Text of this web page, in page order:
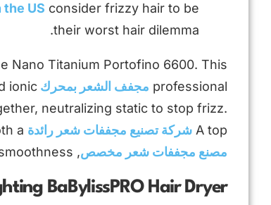
US consider frizzy hair to be
their worst hair dilemma.
Nano Titanium Portofino 6600. This
professional مجفف الشعر بمحرك AC ionic
neutralizing static to stop frizz.
A top شركة تصنيع مجففات شعر رائدة
مصنع مجففات شعر مخصص, but the Portofino’s ionic system makes it the best hair dryer for smoothness.
BaBylissPRO Hair Dryer